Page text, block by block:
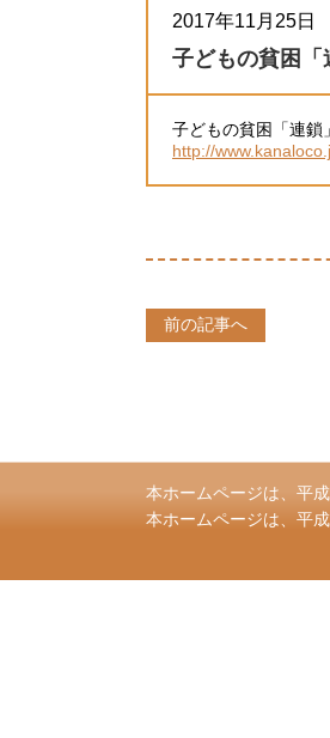
2017年11月25日
子どもの貧困
子どもの貧困「連
http://
前の記事へ
本ホームページは、平
本ホームページは、平